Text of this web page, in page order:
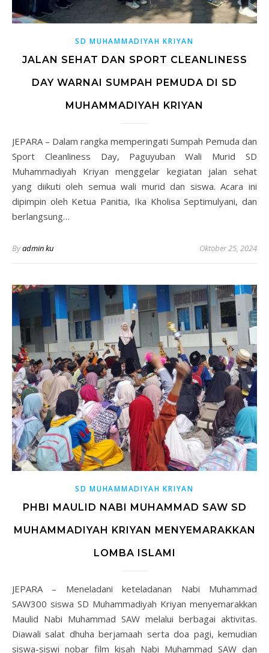
SD MUHAMMADIYAH KRIYAN
JALAN SEHAT DAN SPORT CLEANLINESS
DAY WARNAI SUMPAH PEMUDA DI SD
MUHAMMADIYAH KRIYAN
JEPARA – Dalam rangka memperingati Sumpah Pemuda dan
Sport Cleanliness Day, Paguyuban Wali Murid SD
Muhammadiyah Kriyan menggelar kegiatan jalan sehat
yang diikuti oleh semua wali murid dan siswa. Acara ini
dipimpin oleh Ketua Panitia, Ika Kholisa Septimulyani, dan
berlangsung…
Byadmin ku Oktober 25, 2024
SD MUHAMMADIYAH KRIYAN
PHBI MAULID NABI MUHAMMAD SAW SD
MUHAMMADIYAH KRIYAN MENYEMARAKKAN
LOMBA ISLAMI
JEPARA – Meneladani keteladanan Nabi Muhammad
SAW300 siswa SD Muhammadiyah Kriyan menyemarakkan
Maulid Nabi Muhammad SAW melalui berbagai aktivitas.
Diawali salat dhuha berjamaah serta doa pagi, kemudian
siswa-siswi nobar film kisah Nabi Muhammad SAW dan